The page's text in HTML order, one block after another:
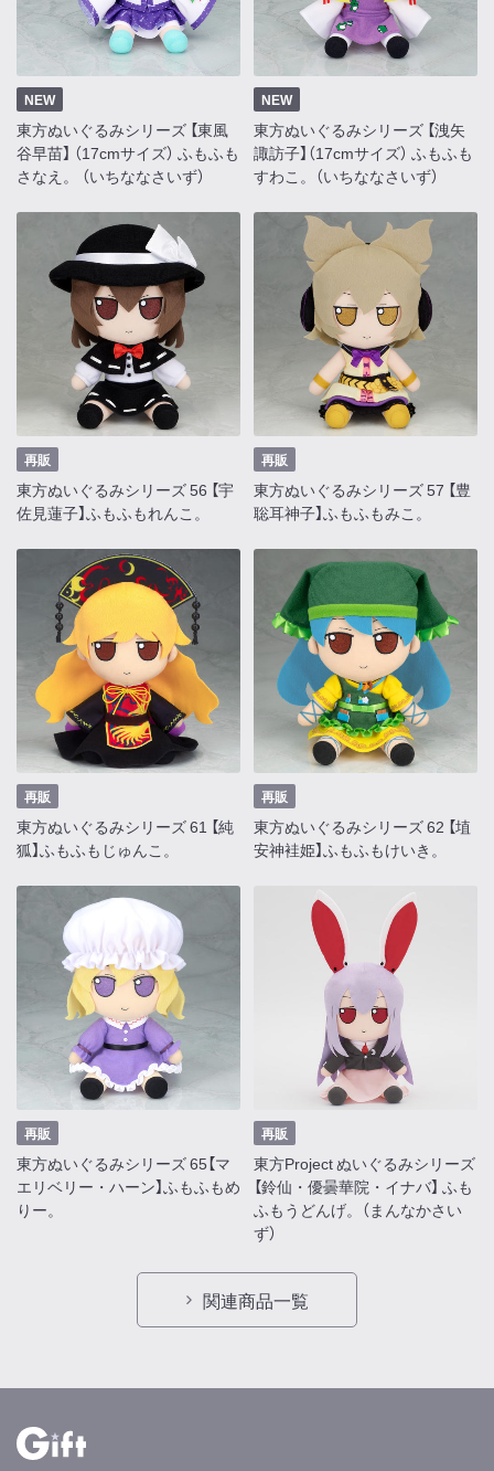
NEW
東方ぬいぐるみシリーズ 【東風
谷早苗】 （17cmサイズ） ふもふも
さなえ。 （いちななさいず）
NEW
東方ぬいぐるみシリーズ 【洩矢
諏訪子】（17cmサイズ） ふもふも
すわこ。（いちななさいず）
再販
東方ぬいぐるみシリーズ 56 【宇
佐見蓮子】ふもふもれんこ。
再販
東方ぬいぐるみシリーズ 57 【豊
聡耳神子】ふもふもみこ。
再販
東方ぬいぐるみシリーズ 61 【純
狐】ふもふもじゅんこ。
再販
東方ぬいぐるみシリーズ 62 【埴
安神袿姫】ふもふもけいき。
再販
東方ぬいぐるみシリーズ 65【マ
エリベリー・ハーン】ふもふもめ
りー。
再販
東方Project ぬいぐるみシリーズ
【鈴仙・優曇華院・イナバ】 ふも
ふもうどんげ。（まんなかさい
ず）
関連商品一覧